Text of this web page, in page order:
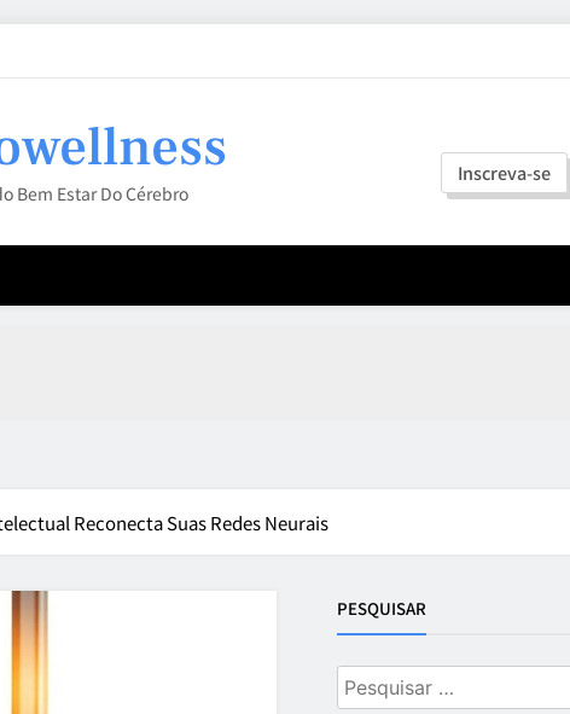
Bem Estar Do Cérebro
Inscreva-se
Reconecta Suas Redes Neurais
PESQUISAR
Pesquisar
por: